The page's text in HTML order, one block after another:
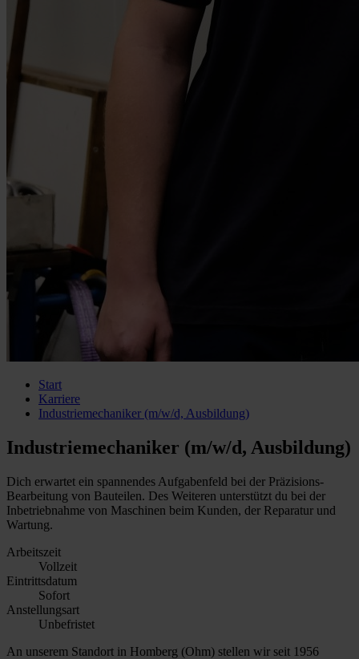
Start
Karriere
Industriemechaniker (m/w/d, Ausbildung)
Industriemechaniker (m/w/d, Ausbildung)
Dich erwartet ein spannendes Aufgabenfeld bei der Präzisions-
Bearbeitung von Bauteilen. Des Weiteren unterstützt du bei der
Inbetriebnahme von Maschinen beim Kunden, der Reparatur und
Wartung.
Arbeitszeit
Vollzeit
Eintrittsdatum
Sofort
Anstellungsart
Unbefristet
An unserem Standort in Homberg (Ohm) stellen wir seit 1956